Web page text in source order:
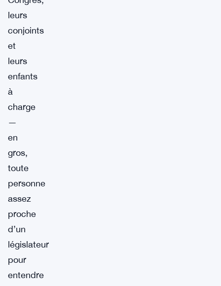
leurs
conjoints
et
leurs
enfants
à
charge
—
en
gros,
toute
personne
assez
proche
d’un
législateur
pour
entendre